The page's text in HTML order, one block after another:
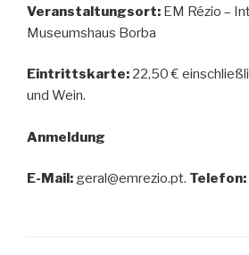
Veranstaltungsort: EM Rézio –
Museumshaus Borba
Eintrittskarte: 22,50 €
und Wein.
Anmeldung
E-Mail: geral@emrezio.pt. Telefon: